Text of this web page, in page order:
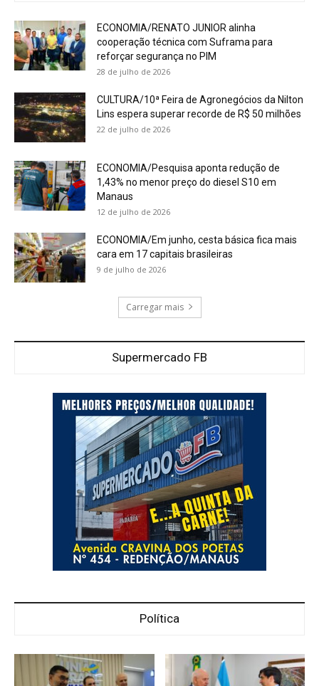
ECONOMIA/RENATO JUNIOR alinha
cooperação técnica com Suframa para
reforçar segurança no PIM
28 de julho de 2026
CULTURA/10ª Feira de Agronegócios da Nilton
Lins espera superar recorde de R$ 50 milhões
22 de julho de 2026
ECONOMIA/Pesquisa aponta redução de
1,43% no menor preço do diesel S10 em
Manaus
12 de julho de 2026
ECONOMIA/Em junho, cesta básica fica mais
cara em 17 capitais brasileiras
9 de julho de 2026
Carregar mais
Supermercado FB
Política